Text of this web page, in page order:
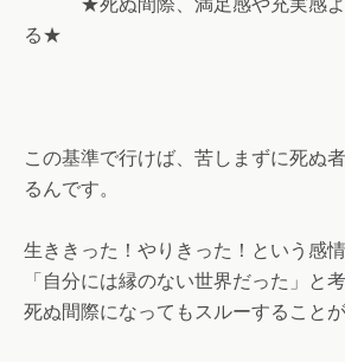
る★
この基準で行けば、苦しまずに死ぬ
るんです。
生ききった！やりきった！という感
「自分には縁のない世界だった」と
死ぬ間際になってもスルーすることが